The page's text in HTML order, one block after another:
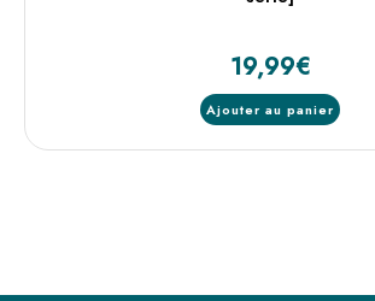
19,99€
Ajouter au panier